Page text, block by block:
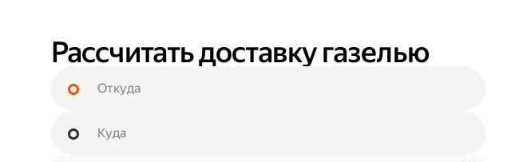
Рассчитать доставку газелью